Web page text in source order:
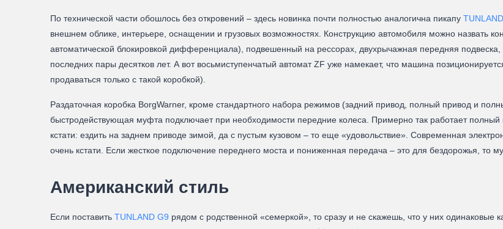
По технической части обошлось без откровений – здесь новинка почти полностью аналогична пикапу
внешнем облике, интерьере, оснащении и грузовых возможностях. Конструкцию автомобиля можно назвать
автоматической блокировкой дифференциала), подвешенный на рессорах, двухрычажная передняя
последних пары десятков лет. А вот восьмиступенчатый автомат ZF уже намекает, что машина
продаваться только с такой коробкой).
Раздаточная коробка BorgWarner, кроме стандартного набора режимов (задний привод, полный привод и
быстродействующая муфта подключает при необходимости передние колеса. Примерно так работает
кстати: ездить на заднем приводе зимой, да с пустым кузовом – то еще «удовольствие». Современная
очень кстати. Если жесткое подключение переднего моста и пониженная передача – это для бездорожья, то
Американский стиль
Если поставить TUNLAND G9 рядом с родственной «семеркой», то сразу и не скажешь, что у них одинаковые